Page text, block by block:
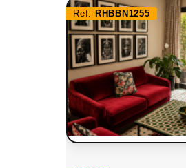
Ref: RHBBN1255